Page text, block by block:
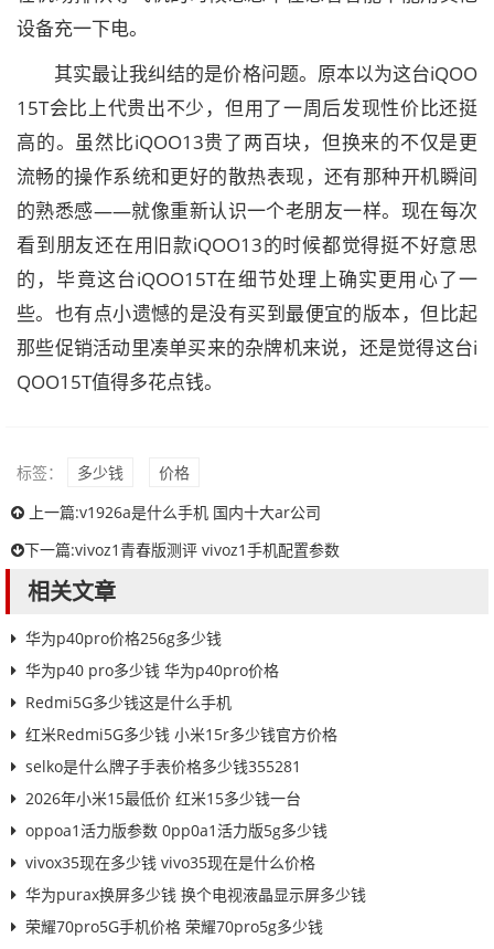
设备充一下电。
其实最让我纠结的是价格问题。原本以为这台iQOO
15T会比上代贵出不少，但用了一周后发现性价比还挺
高的。虽然比iQOO13贵了两百块，但换来的不仅是更
流畅的操作系统和更好的散热表现，还有那种开机瞬间
的熟悉感——就像重新认识一个老朋友一样。现在每次
看到朋友还在用旧款iQOO13的时候都觉得挺不好意思
的，毕竟这台iQOO15T在细节处理上确实更用心了一
些。也有点小遗憾的是没有买到最便宜的版本，但比起
那些促销活动里凑单买来的杂牌机来说，还是觉得这台i
QOO15T值得多花点钱。
标签： 多少钱
价格
上一篇:v1926a是什么手机 国内十大ar公司
下一篇:vivoz1青春版测评 vivoz1手机配置参数
相关文章
华为p40pro价格256g多少钱
华为p40 pro多少钱 华为p40pro价格
Redmi5G多少钱这是什么手机
红米Redmi5G多少钱 小米15r多少钱官方价格
selko是什么牌子手表价格多少钱355281
2026年小米15最低价 红米15多少钱一台
oppoa1活力版参数 0pp0a1活力版5g多少钱
vivox35现在多少钱 vivo35现在是什么价格
华为purax换屏多少钱 换个电视液晶显示屏多少钱
荣耀70pro5G手机价格 荣耀70pro5g多少钱